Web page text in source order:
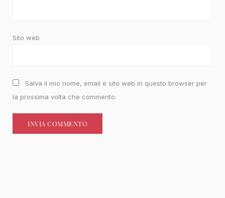
Sito web
Salva il mio nome, email e sito web in questo browser per
la prossima volta che commento.